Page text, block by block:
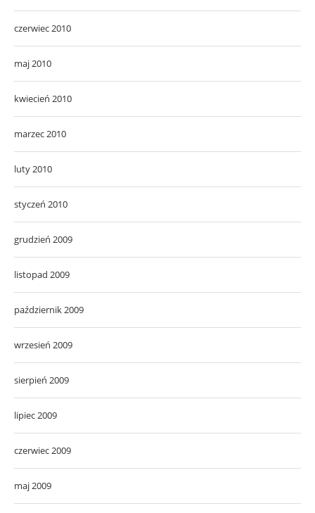
czerwiec 2010
maj 2010
kwiecień 2010
marzec 2010
luty 2010
styczeń 2010
grudzień 2009
listopad 2009
październik 2009
wrzesień 2009
sierpień 2009
lipiec 2009
czerwiec 2009
maj 2009